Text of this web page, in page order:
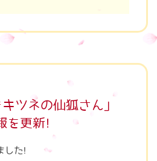
キツネの仙狐さん」
更新！
た！